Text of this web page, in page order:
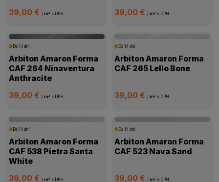
39,00 €/ m² s DPH
39,00 € / m² s DPH
Do 14 dní
Arbiton Amaron Forma
CAF 264 Ninaventura
Anthracite
39,00 €/ m² s DPH
Do 14 dní
Arbiton Amaron Forma
CAF 265 Lello Bone
39,00 € / m² s DPH
Do 14 dní
Arbiton Amaron Forma
CAF 538 Pietra Santa
White
39,00 €/ m² s DPH
Do 14 dní
Arbiton Amaron Forma
CAF 523 Nava Sand
39,00 € / m² s DPH